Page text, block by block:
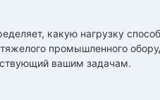
какую нагрузку
промышленного
вашим задачам.